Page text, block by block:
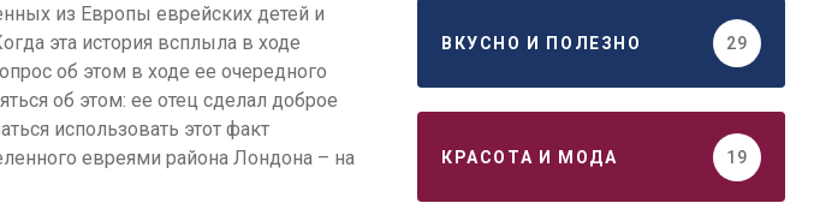
из Европы еврейских детей и
эта история всплыла в ходе
об этом в ходе ее очередного
об этом: ее отец сделал доброе
использовать этот факт
евреями района Лондона – на
ВКУСНО И ПОЛЕЗНО 29
КРАСОТА И МОДА 19